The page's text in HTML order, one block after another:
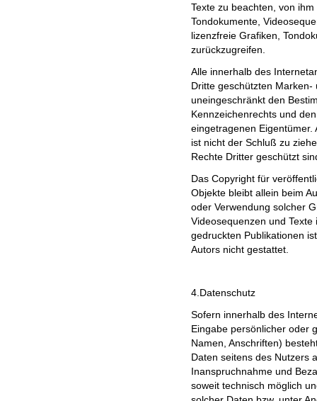
Texte zu beachten, von
Tondokumente,
lizenzfreie Grafiken,
zurückzugreifen.
Alle innerhalb des
Dritte geschützten
uneingeschränkt den
Kennzeichenrechts und
eingetragenen
ist nicht der Schluß zu
Rechte Dritter geschützt
Das Copyright für
Objekte bleibt allein beim
oder Verwendung solcher
Videosequenzen und
gedruckten Publikationen
Autors nicht gestattet.
4.Datenschutz
Sofern innerhalb des
Eingabe persönlicher oder
Namen, Anschriften)
Daten seitens des Nutzers
Inanspruchnahme und
soweit technisch möglich